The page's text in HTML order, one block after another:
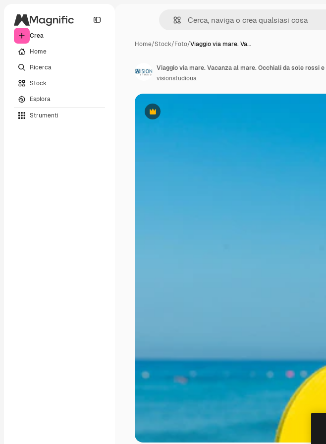
Crea
Home
Ricerca
Stock
Esplora
Strumenti
Home/Stock/Foto/Viaggio via mare. Va…
Premium
visionstudioua